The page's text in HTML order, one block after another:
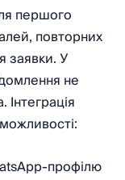
першого
повторних
заявки. У
не
профілю